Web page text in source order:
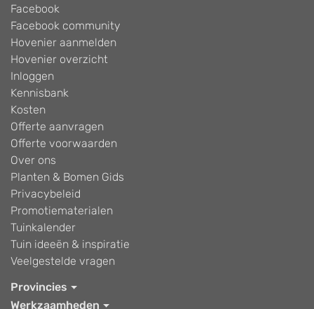
Facebook
Facebook community
Hovenier aanmelden
Hovenier overzicht
Inloggen
Kennisbank
Kosten
Offerte aanvragen
Offerte voorwaarden
Over ons
Planten & Bomen Gids
Privacybeleid
Promotiematerialen
Tuinkalender
Tuin ideeën & inspiratie
Veelgestelde vragen
Provincies
Werkzaamheden